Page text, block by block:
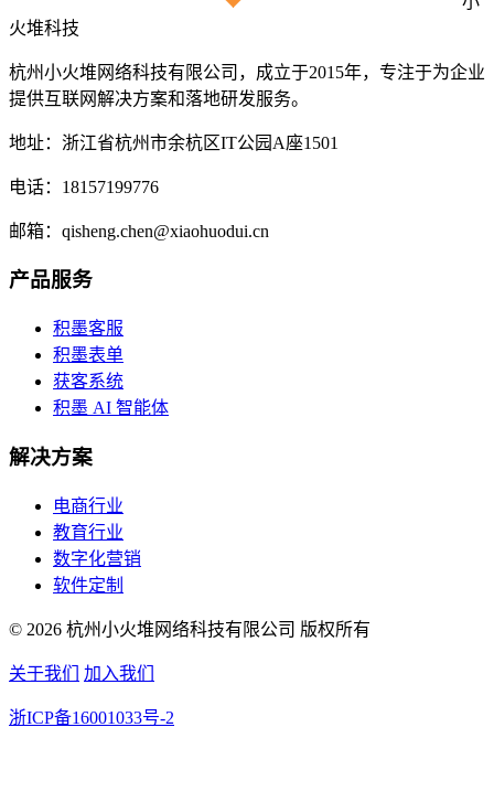
火堆科技
杭州小火堆网络科技有限公司，成立于2015年，专注于为企业
提供互联网解决方案和落地研发服务。
地址：浙江省杭州市余杭区IT公园A座1501
电话：18157199776
邮箱：qisheng.chen@xiaohuodui.cn
产品服务
积墨客服
积墨表单
获客系统
积墨 AI 智能体
解决方案
电商行业
教育行业
数字化营销
软件定制
© 2026 杭州小火堆网络科技有限公司 版权所有
关于我们 加入我们
浙ICP备16001033号-2